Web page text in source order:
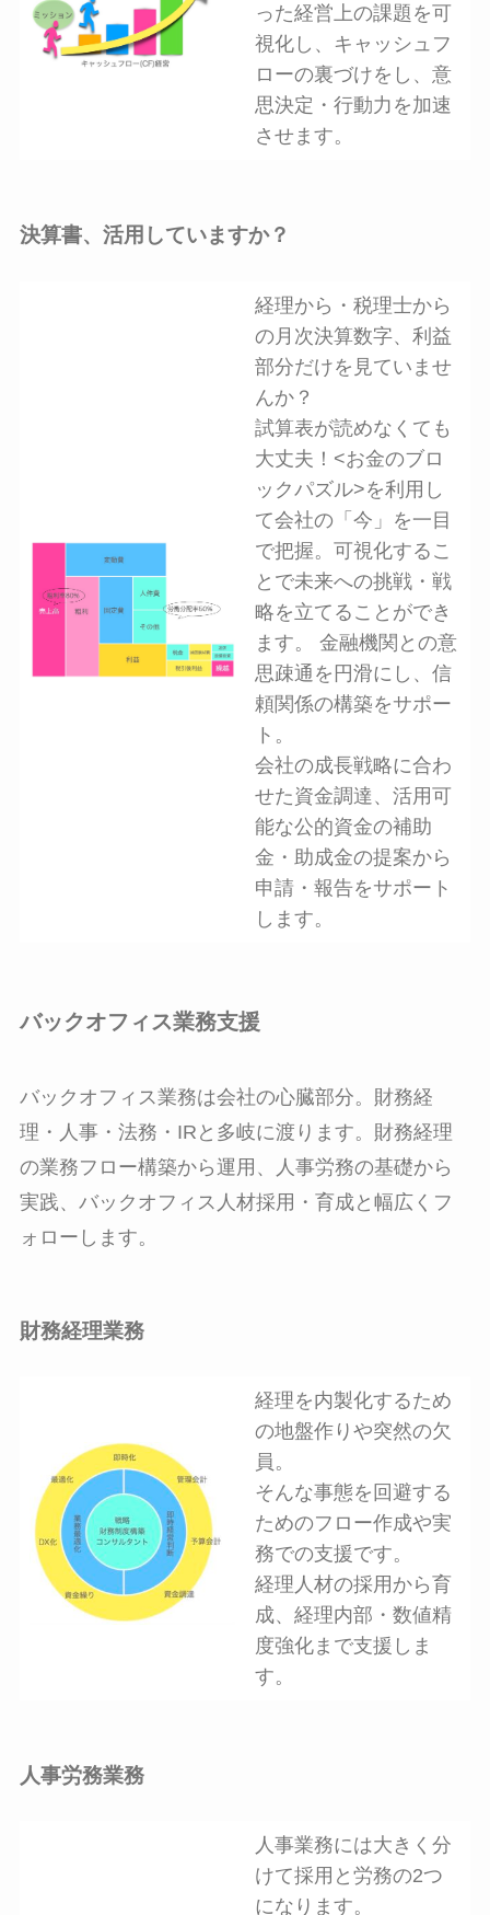
った経営上の課題を可
視化し、キャッシュフ
ローの裏づけをし、意
思決定・行動力を加速
させます。
決算書、活用していますか？
経理から・税理士から
の月次決算数字、利益
部分だけを見ていませ
んか？
試算表が読めなくても
大丈夫！<お金のブロ
ックパズル>を利用し
て会社の「今」を一目
で把握。可視化するこ
とで未来への挑戦・戦
略を立てることができ
ます。 金融機関との意
思疎通を円滑にし、信
頼関係の構築をサポー
ト。
会社の成長戦略に合わ
せた資金調達、活用可
能な公的資金の補助
金・助成金の提案から
申請・報告をサポート
します。
バックオフィス業務支援
バックオフィス業務は会社の心臓部分。財務経
理・人事・法務・IRと多岐に渡ります。財務経理
の業務フロー構築から運用、人事労務の基礎から
実践、バックオフィス人材採用・育成と幅広くフ
ォローします。
財務経理業務
経理を内製化するため
の地盤作りや突然の欠
員。
そんな事態を回避する
ためのフロー作成や実
務での支援です。
経理人材の採用から育
成、経理内部・数値精
度強化まで支援しま
す。
人事労務業務
人事業務には大きく分
けて採用と労務の2つ
になります。